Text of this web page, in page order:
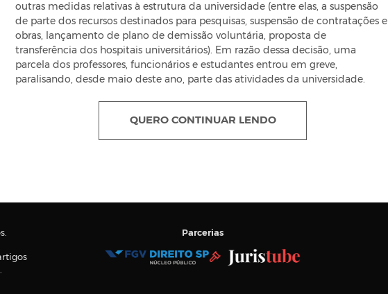
outras medidas relativas à estrutura da universidade (entre elas, a suspensão
de parte dos recursos destinados para pesquisas, suspensão de contratações e
obras, lançamento de plano de demissão voluntária, proposta de
transferência dos hospitais universitários). Em razão dessa decisão, uma
parcela dos professores, funcionários e estudantes entrou em greve,
paralisando, desde maio deste ano, parte das atividades da universidade.
QUERO CONTINUAR LENDO
Parcerias